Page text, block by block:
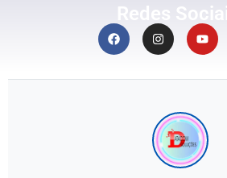
Redes